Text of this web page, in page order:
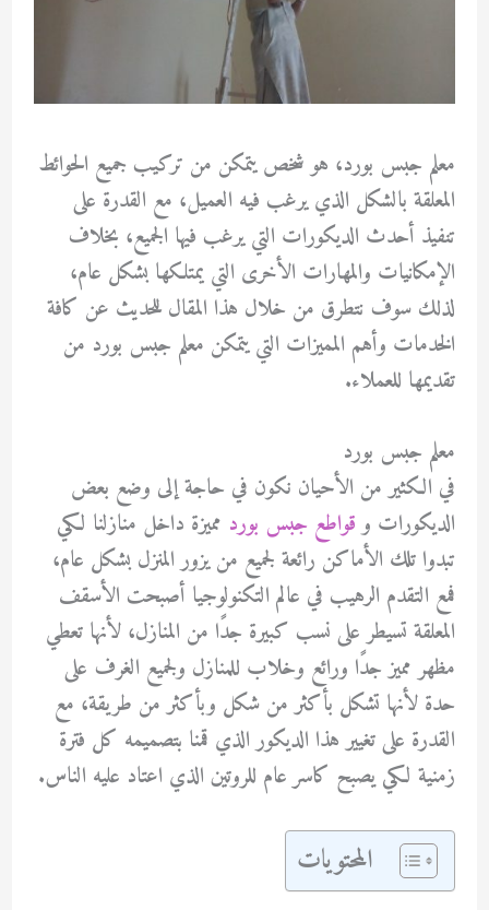
معلم جبس بورد، هو شخص يتمكن من تركيب جميع الحوائط
المعلقة بالشكل الذي يرغب فيه العميل، مع القدرة على
تنفيذ أحدث الديكورات التي يرغب فيها الجميع، بخلاف
الإمكانيات والمهارات الأخرى التي يمتلكها بشكل عام،
لذلك سوف نتطرق من خلال هذا المقال للحديث عن كافة
الخدمات وأهم المميزات التي يتمكن معلم جبس بورد من
تقديمها للعملاء.
معلم جبس بورد
في الكثير من الأحيان نكون في حاجة إلى وضع بعض
الديكورات وقواطع جبس بورد مميزة داخل منازلنا لكي
تبدوا تلك الأماكن رائعة لجميع من يزور المنزل بشكل عام،
فمع التقدم الرهيب في عالم التكنولوجيا أصبحت الأسقف
المعلقة تسيطر على نسب كبيرة جدًا من المنازل، لأنها تعطي
مظهر مميز جدًا ورائع وخلاب للمنازل ولجميع الغرف على
حدة لأنها تشكل بأكثر من شكل وبأكثر من طريقة، مع
القدرة على تغيير هذا الديكور الذي قمنا بتصميمه كل فترة
زمنية لكي يصبح كاسر عام للروتين الذي اعتاد عليه الناس.
المحتويات